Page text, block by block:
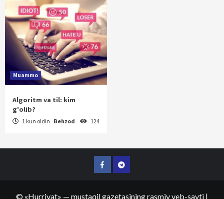
Muammo
Algoritm va til: kim
g'olib?
1 kun oldin Behzod 124
FacebookTelegram
© «Hurriyat» — mustaqil gazetasining rasmiy veb-sayti |